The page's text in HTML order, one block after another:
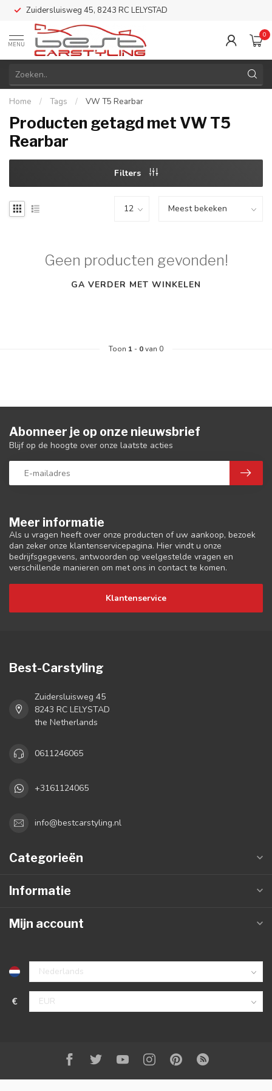
Zuidersluisweg 45, 8243 RC LELYSTAD
MENU
0
Home / Tags / VW T5 Rearbar
Producten getagd met VW T5
Rearbar
Filters
Geen producten gevonden!
GA VERDER MET WINKELEN
Toon 1 - 0van 0
Meer informatie
Als u vragen heeft over onze producten of uw aankoop, bezoek
dan zeker onze klantenservicepagina. Hier vindt u onze
bedrijfsgegevens, antwoorden op veelgestelde vragen en
verschillende manieren om met ons in contact te komen.
Klantenservice
Abonneer je op onze nieuwsbrief
Blijf op de hoogte over onze laatste acties
Best-Carstyling
Zuidersluisweg 45
8243 RC LELYSTAD
the Netherlands
0611246065
+3161124065
info@bestcarstyling.nl
Categorieën
Informatie
Mijn account
€